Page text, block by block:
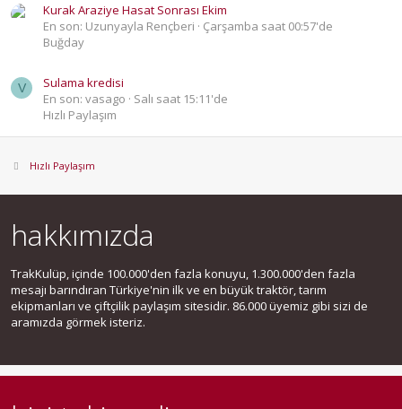
Kurak Araziye Hasat Sonrası Ekim
En son: Uzunyayla Rençberi
Çarşamba saat 00:57'de
Buğday
V
Sulama kredisi
En son: vasago
Salı saat 15:11'de
Hızlı Paylaşım
Hızlı Paylaşım
hakkımızda
TrakKulüp, içinde 100.000'den fazla konuyu, 1.300.000'den fazla
mesajı barındıran Türkiye'nin ilk ve en büyük traktör, tarım
ekipmanları ve çiftçilik paylaşım sitesidir. 86.000 üyemiz gibi sizi de
aramızda görmek isteriz.